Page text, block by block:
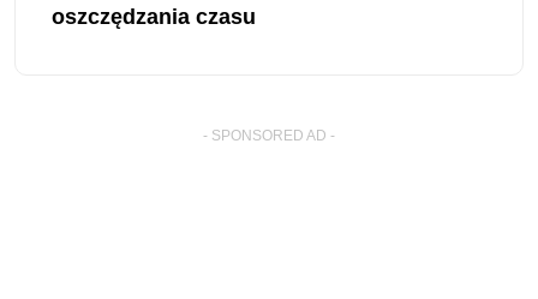
oszczędzania czasu
- SPONSORED AD -